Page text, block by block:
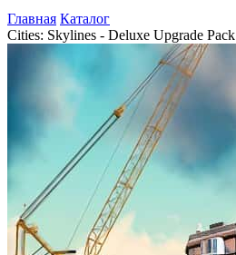
Главная Каталог
Cities: Skylines - Deluxe Upgrade Pack